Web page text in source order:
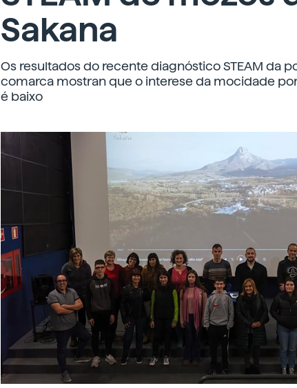
Sakana
Os resultados do recente diagnóstico STEAM da
comarca mostran que o interese da mocidade
é baixo